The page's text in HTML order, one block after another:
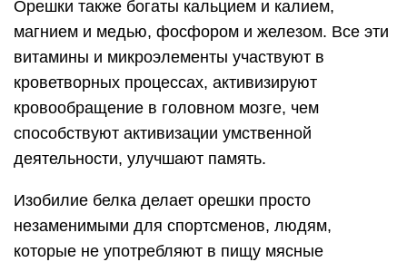
Орешки также богаты кальцием и калием,
магнием и медью, фосфором и железом. Все эти
витамины и микроэлементы участвуют в
кроветворных процессах, активизируют
кровообращение в головном мозге, чем
способствуют активизации умственной
деятельности, улучшают память.
Изобилие белка делает орешки просто
незаменимыми для спортсменов, людям,
которые не употребляют в пищу мясные